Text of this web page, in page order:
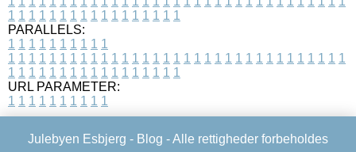
1 1 1 1 1 1 1 1 1 1 1 1 1 1 1 1 1
PARALLELS:
1 1 1 1 1 1 1 1 1 1
1 1 1 1 1 1 1 1 1 1 1 1 1 1 1 1 1 1 1 1 1 1 1 1 1 1 1 1 1 1 1 1 1
1 1 1 1 1 1 1 1 1 1 1 1 1 1 1 1 1
URL PARAMETER:
1 1 1 1 1 1 1 1 1 1
Julebyen Esbjerg - Blog - Alle rettigheder forbeholdes